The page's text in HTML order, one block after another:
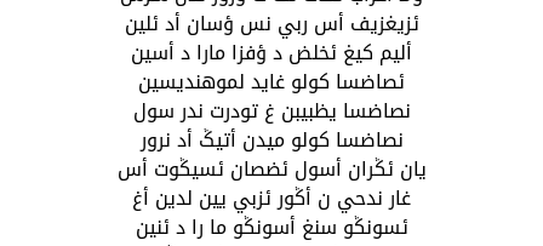
ئزيغزيف أس ربي نس ؤسان أد ئلين
أليم كيغ ئخلض د ؤفزا مارا د أسين
ئصاضسا كولو غايد لموهنديسين
نصاضسا يظبيبن غ تودرت ندر سول
نصاضسا كولو ميدن أتيݣ أد نرور
يان ئݣران أسول ئضصان ئسيݣوت أس
غار ندحي ن أݣور ئزبي يين لدين أغ
ئسونݣو سنغ أسونݣو ما را د ئنين